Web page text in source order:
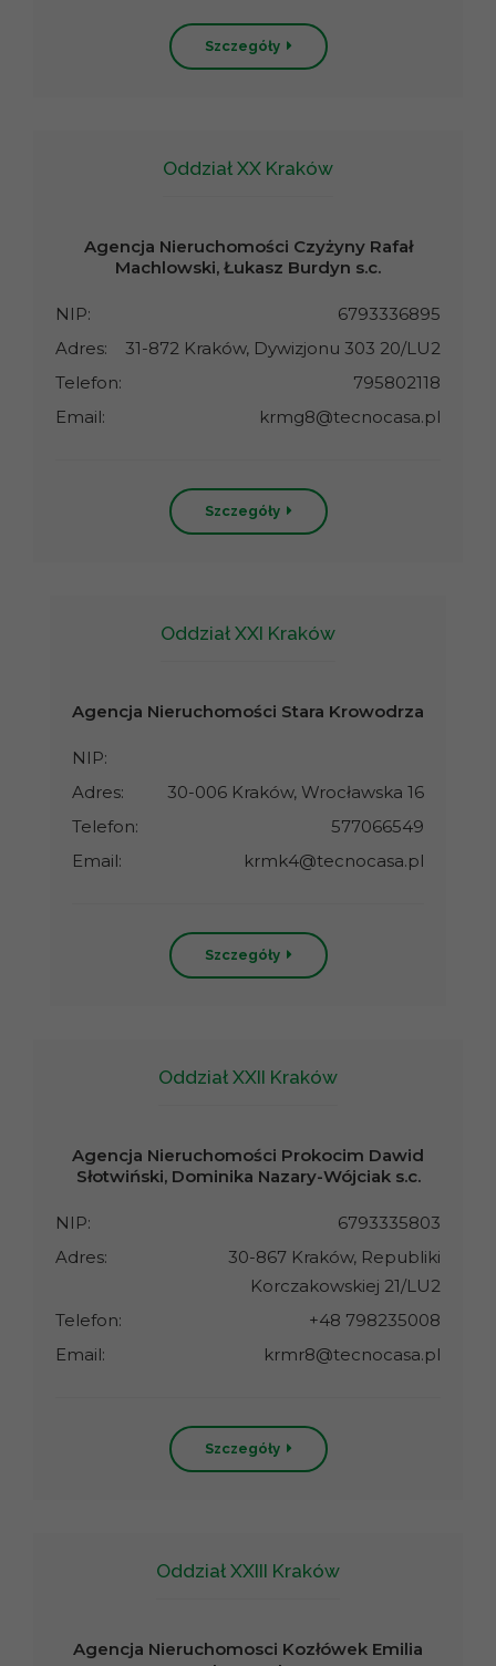
Szczegóły
Oddział XX Kraków
Agencja Nieruchomości Czyżyny Rafał
Machlowski, Łukasz Burdyn s.c.
NIP:
6793336895
Adres:
31-872 Kraków, Dywizjonu 303 20/LU2
Telefon:
795802118
Email:
krmg8@tecnocasa.pl
Szczegóły
Oddział XXI Kraków
Agencja Nieruchomości Stara Krowodrza
NIP:
Adres:
30-006 Kraków, Wrocławska 16
Telefon:
577066549
Email:
krmk4@tecnocasa.pl
Szczegóły
Oddział XXII Kraków
Agencja Nieruchomości Prokocim Dawid
Słotwiński, Dominika Nazary-Wójciak s.c.
NIP:
6793335803
Adres:
30-867 Kraków, Republiki
Korczakowskiej 21/LU2
Telefon:
+48 798235008
Email:
krmr8@tecnocasa.pl
Szczegóły
Oddział XXIII Kraków
Agencja Nieruchomosci Kozłówek Emilia